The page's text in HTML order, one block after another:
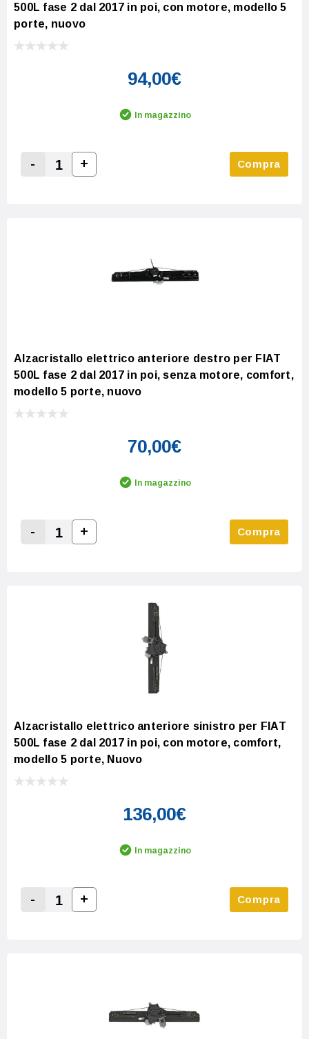
500L fase 2 dal 2017 in poi, con motore, modello 5
porte, nuovo
94,00€
In magazzino
Decrease Quantity:
-
Increase Quantity:
+ Compra
Alzacristallo elettrico anteriore destro per FIAT
500L fase 2 dal 2017 in poi, senza motore, comfort,
modello 5 porte, nuovo
70,00€
In magazzino
Decrease Quantity:
-
Increase Quantity:
+ Compra
Alzacristallo elettrico anteriore sinistro per FIAT
500L fase 2 dal 2017 in poi, con motore, comfort,
modello 5 porte, Nuovo
136,00€
In magazzino
Decrease Quantity:
-
Increase Quantity:
+ Compra